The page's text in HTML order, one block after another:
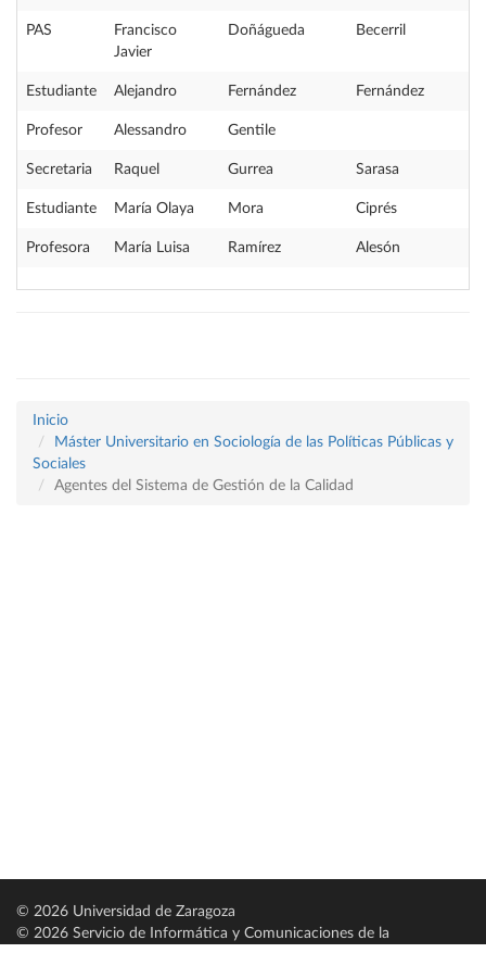
PAS
Francisco
Javier
Doñágueda Becerril
Estudiante Alejandro Fernández Fernández
Profesor Alessandro Gentile
Secretaria Raquel Gurrea Sarasa
Estudiante María Olaya Mora Ciprés
Profesora María Luisa Ramírez Alesón
Inicio
Máster Universitario en Sociología de las Políticas Públicas y
Sociales
Agentes del Sistema de Gestión de la Calidad
© 2026 Universidad de Zaragoza
© 2026 Servicio de Informática y Comunicaciones de la